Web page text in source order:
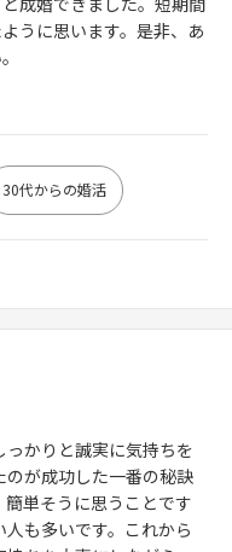
うに思います。是非、あ
30代からの婚活
かりと誠実に気持ちを
が成功した一番の秘訣
単そうに思うことです
も多いです。これから